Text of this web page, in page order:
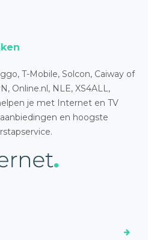
T-Mobile, Solcon, Caiway of
Online.nl, NLE, XS4ALL,
je met Internet en TV
en hoogste